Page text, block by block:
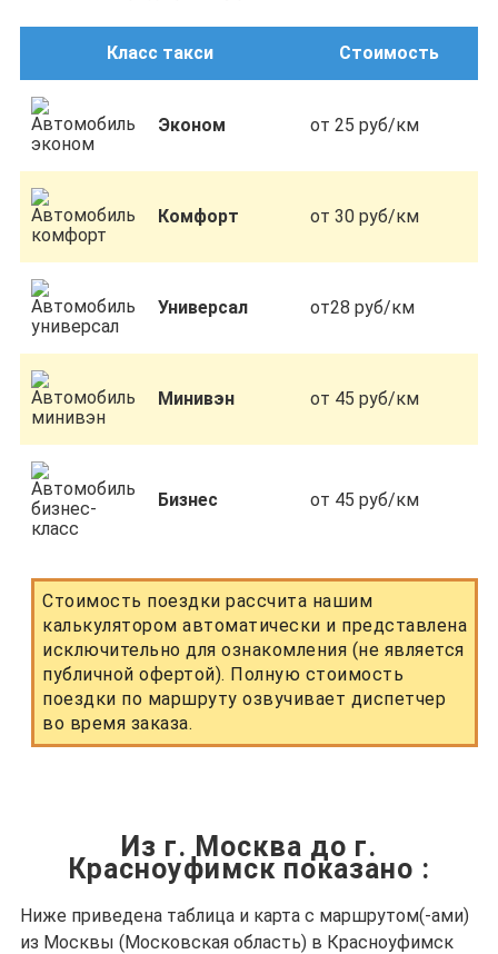
Класс такси Стоимость
Эконом от 25 руб/км
Комфорт от 30 руб/км
Универсал от28 руб/км
Минивэн от 45 руб/км
Бизнес от 45 руб/км
Стоимость поездки рассчита нашим
калькулятором автоматически и представлена
исключительно для ознакомления (не является
публичной офертой). Полную стоимость
поездки по маршруту озвучивает диспетчер
во время заказа.
Из г. Москва до г.
Красноуфимск показано :
Ниже приведена таблица и карта с маршрутом(-ами)
из Москвы (Московская область) в Красноуфимск